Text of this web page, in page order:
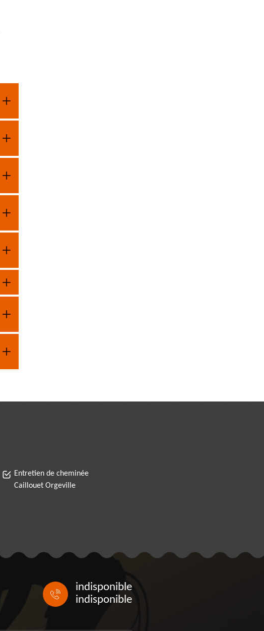
Entretien de cheminée
Caillouet Orgeville
indisponible
indisponible